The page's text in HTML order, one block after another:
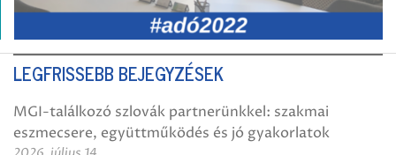
LEGFRISSEBB BEJEGYZÉSEK
MGI-találkozó szlovák partnerünkkel: szakmai
eszmecsere, együttműködés és jó gyakorlatok